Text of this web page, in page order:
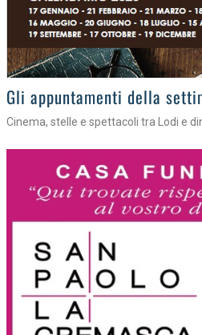
Gli eventi del fine settimana
Cosa fare oggi e domani nel Lodigiano